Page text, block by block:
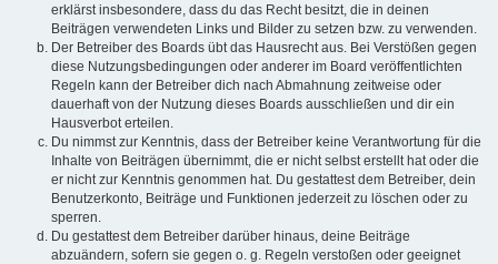
erklärst insbesondere, dass du das Recht besitzt, die in deinen
Beiträgen verwendeten Links und Bilder zu setzen bzw. zu verwenden.
Der Betreiber des Boards übt das Hausrecht aus. Bei Verstößen gegen
diese Nutzungsbedingungen oder anderer im Board veröffentlichten
Regeln kann der Betreiber dich nach Abmahnung zeitweise oder
dauerhaft von der Nutzung dieses Boards ausschließen und dir ein
Hausverbot erteilen.
Du nimmst zur Kenntnis, dass der Betreiber keine Verantwortung für die
Inhalte von Beiträgen übernimmt, die er nicht selbst erstellt hat oder die
er nicht zur Kenntnis genommen hat. Du gestattest dem Betreiber, dein
Benutzerkonto, Beiträge und Funktionen jederzeit zu löschen oder zu
sperren.
Du gestattest dem Betreiber darüber hinaus, deine Beiträge
abzuändern, sofern sie gegen o. g. Regeln verstoßen oder geeignet